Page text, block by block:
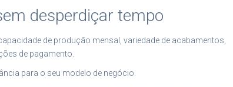
desperdiçar tempo
de produção mensal, variedade de acabamentos,
de pagamento.
para o seu modelo de negócio.